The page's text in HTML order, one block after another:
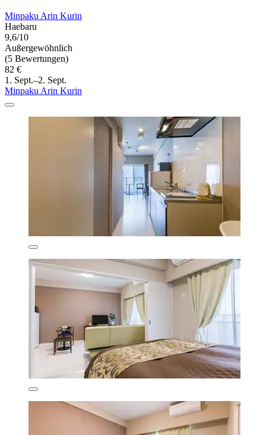
Minpaku Arin Kurin
Haebaru
9,6/10
Außergewöhnlich
(5 Bewertungen)
82 €
1. Sept.–2. Sept.
Minpaku Arin Kurin